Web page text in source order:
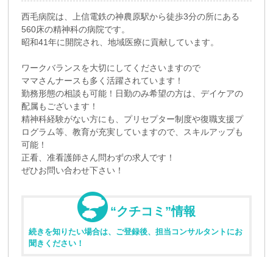
西毛病院は、上信電鉄の神農原駅から徒歩3分の所にある
560床の精神科の病院です。
昭和41年に開院され、地域医療に貢献しています。
ワークバランスを大切にしてくださいますので
ママさんナースも多く活躍されています！
勤務形態の相談も可能！日勤のみ希望の方は、デイケアの
配属もございます！
精神科経験がない方にも、プリセプター制度や復職支援プ
ログラム等、教育が充実していますので、スキルアップも
可能！
正看、准看護師さん問わずの求人です！
ぜひお問い合わせ下さい！
“クチコミ”情報
続きを知りたい場合は、ご登録後、担当コンサルタントにお
聞きください！